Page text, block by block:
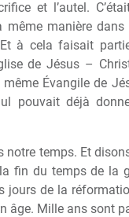
et l’autel.
même manière dans
à cela faisait
de Jésus –
même Évangile de
pouvait déjà
notre temps. Et
la fin du temps de la
jours de la
âge. Mille ans sont